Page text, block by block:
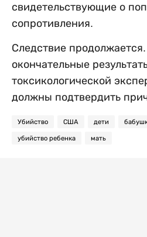
свидетельствующие о
сопротивления.
Следствие
окончательные
токсикологической
должны подтвердить
Убийство США дети
убийство ребенка мать